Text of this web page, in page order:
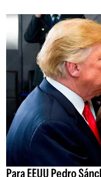
Para EEUU Pedro